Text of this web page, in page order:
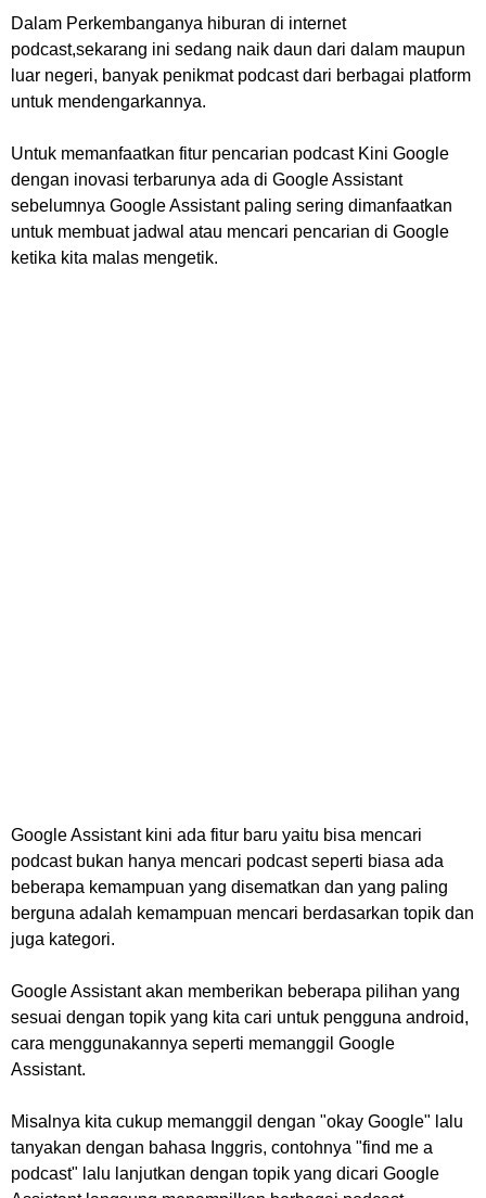
Dalam Perkembanganya hiburan di internet
podcast,sekarang ini sedang naik daun dari dalam maupun
luar negeri, banyak penikmat podcast dari berbagai platform
untuk mendengarkannya.
Untuk memanfaatkan fitur pencarian podcast Kini Google
dengan inovasi terbarunya ada di Google Assistant
sebelumnya Google Assistant paling sering dimanfaatkan
untuk membuat jadwal atau mencari pencarian di Google
ketika kita malas mengetik.
Google Assistant kini ada fitur baru yaitu bisa mencari
podcast bukan hanya mencari podcast seperti biasa ada
beberapa kemampuan yang disematkan dan yang paling
berguna adalah kemampuan mencari berdasarkan topik dan
juga kategori.
Google Assistant akan memberikan beberapa pilihan yang
sesuai dengan topik yang kita cari untuk pengguna android,
cara menggunakannya seperti memanggil Google
Assistant.
Misalnya kita cukup memanggil dengan "okay Google" lalu
tanyakan dengan bahasa Inggris, contohnya "find me a
podcast" lalu lanjutkan dengan topik yang dicari Google